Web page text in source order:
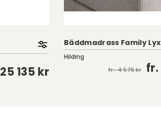
25 135 kr
Bäddmadrass Family Lyx
Hilding
fr. 4 575 kr fr.